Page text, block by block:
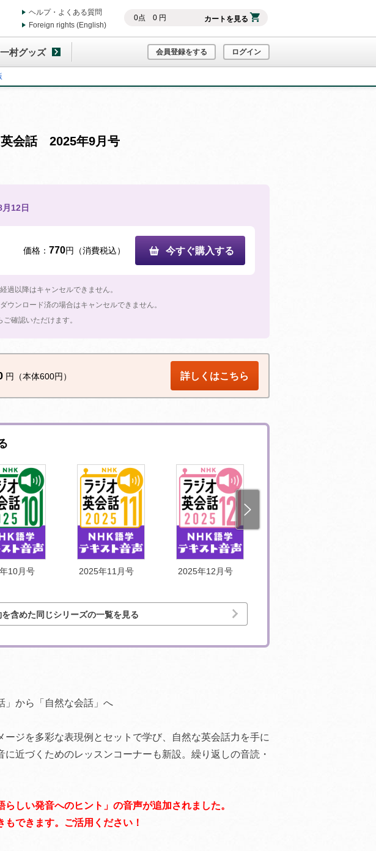
0点 0円 カートを見る
ヘルプ・よくある質問
Foreign rights (English)
村グッズ 会員登録をする ログイン
会話 2025年9月号
12日
価格： 770円（消費税込） 今すぐ購入する
過以降はキャンセルできません。
ウンロード済の場合はキャンセルできません。
ご確認いただけます。
円（本体600円） 詳しくはこちら
10月号 2025年11月号 2025年12月号
含めた同じシリーズの一覧を見る
」から「自然な会話」へ
ジを多彩な表現例とセットで学び、自然な英会話力を手に
近づくためのレッスンコーナーも新設。繰り返しの音読・
しい発音へのヒント」の音声が追加されました。
できます。ご活用ください！